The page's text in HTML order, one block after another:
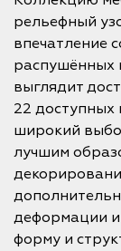
рельефный
впечатление
распушённых
выглядит
22 доступных
широкий
лучшим
деформации
форму и